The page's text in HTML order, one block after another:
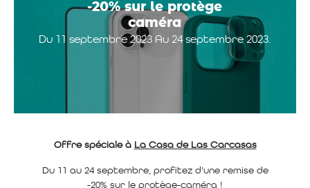
-20% sur le protège
caméra
Du 11 septembre 2023 Au 24 septembre 2023.
Offre spéciale à La Casa de Las Carcasas
Du 11 au 24 septembre, profitez d’une remise de
-20% sur le protège-caméra !